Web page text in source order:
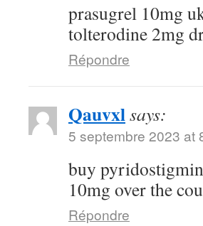
prasugrel 10mg
tolterodine 2mg
Répondre
Qauvxlsays:
5 septembre 2023 at
buy
10mg over the
Répondre